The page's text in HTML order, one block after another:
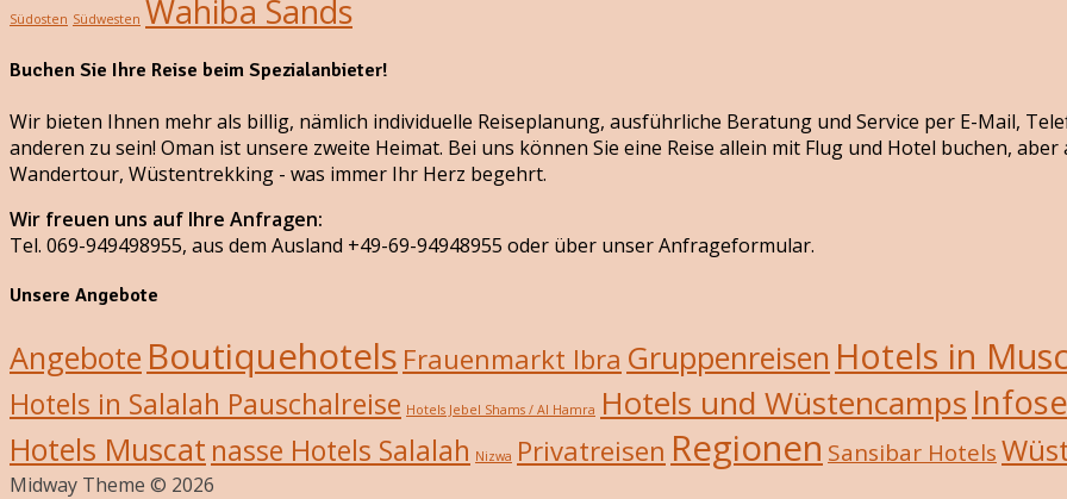
Südosten Südwesten Wahiba Sands
Buchen Sie Ihre Reise beim Spezialanbieter!
Wir bieten Ihnen mehr als billig, nämlich individuelle Reiseplanung, ausführliche Beratung und Service per E-Mail,
anderen zu sein! Oman ist unsere zweite Heimat. Bei uns können Sie eine Reise allein mit Flug und Hotel buchen,
Wandertour, Wüstentrekking - was immer Ihr Herz begehrt.
Wir freuen uns auf Ihre Anfragen:
Tel. 069-949498955, aus dem Ausland +49-69-94948955 oder über unser Anfrageformular.
Unsere Angebote
Angebote Boutiquehotels Frauenmarkt Ibra Gruppenreisen Hotels in
Hotels in Salalah Pauschalreise Hotels Jebel Shams / Al Hamra Hotels und Wüstencamps
Hotels Muscat nasse Hotels Salalah Nizwa Privatreisen Regionen Sansibar Hotels
Midway Theme © 2026